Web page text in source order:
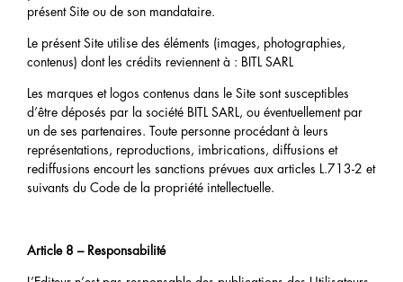
présent Site ou de son mandataire.
Le présent Site utilise des éléments (images, photographies,
contenus) dont les crédits reviennent à : BITL SARL
Les marques et logos contenus dans le Site sont susceptibles
d’être déposés par la société BITL SARL, ou éventuellement par
un de ses partenaires. Toute personne procédant à leurs
représentations, reproductions, imbrications, diffusions et
rediffusions encourt les sanctions prévues aux articles L.713-2 et
suivants du Code de la propriété intellectuelle.
Article 8 – Responsabilité